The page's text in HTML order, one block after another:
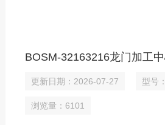
BOSM-32163216龙门加工
更新日期：2026-07-27 型号
浏览量：6101